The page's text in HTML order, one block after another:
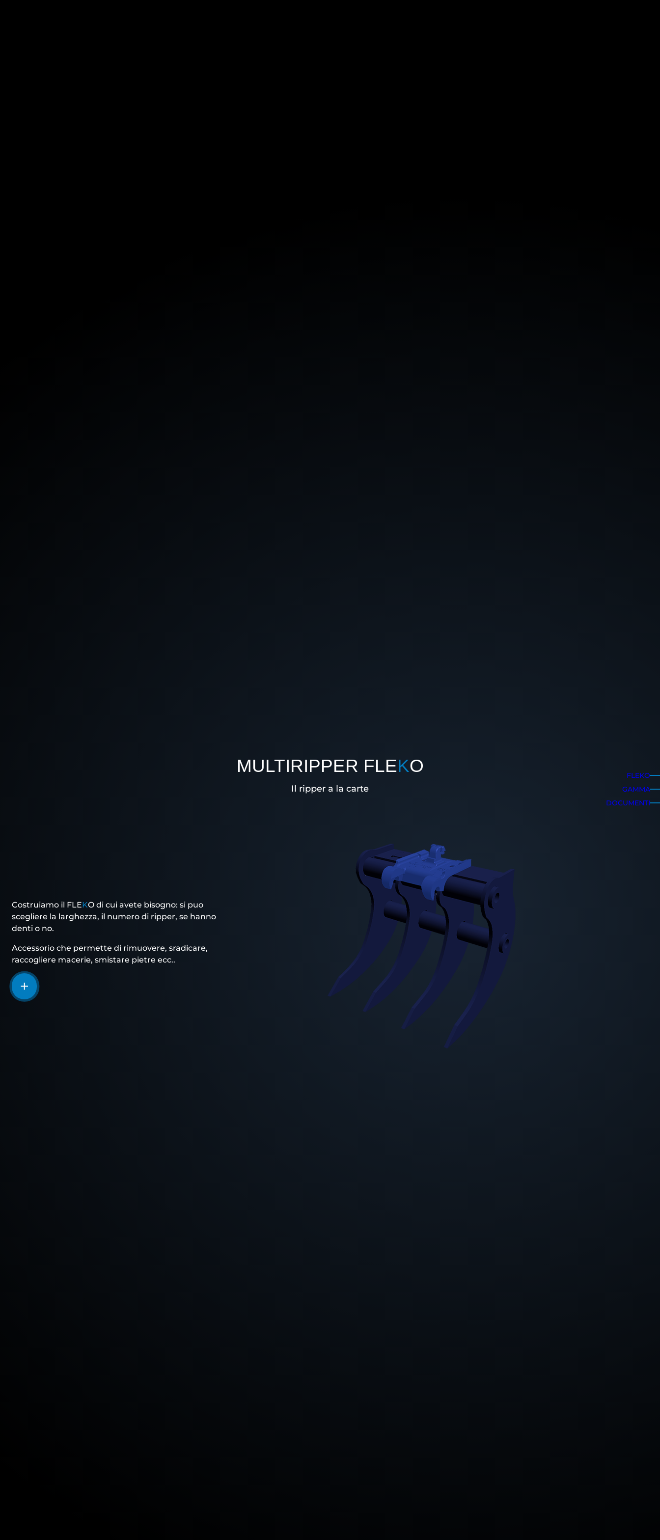
MULTIRIPPER FLEKO
Il ripper a la carte
Costruiamo il FLEKO di cui avete bisogno: si puo
scegliere la larghezza, il numero di ripper, se hanno
denti o no.
Accessorio che permette di rimuovere, sradicare,
raccogliere macerie, smistare pietre ecc..
Saperne
di
FLEKO
GAMMA
DOCUMENTI